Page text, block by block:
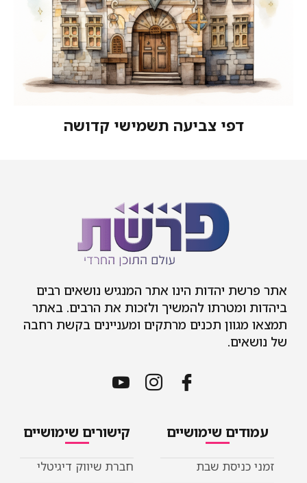
דפי צביעה תשמישי קדושה
אתר פרשת יהדות הינו אתר המנגיש נושאים רבים
ביהדות ומטרתו להמשיך ולזכות את הרבים. באתר
תמצאו מגוון תכנים מרתקים ומעניינים בקשת רחבה
של נושאים.
עמודים שימושיים
זמני כניסת שבת
קישורים שימושיים
חברת שיווק דיגיטלי